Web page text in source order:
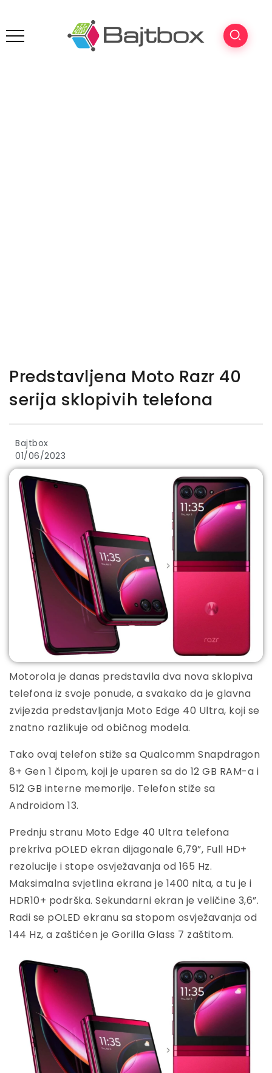
Predstavljena Moto Razr 40
serija sklopivih telefona
Bajtbox
01/06/2023
Motorola je danas predstavila dva nova sklopiva
telefona iz svoje ponude, a svakako da je glavna
zvijezda predstavljanja Moto Edge 40 Ultra, koji se
znatno razlikuje od običnog modela.
Tako ovaj telefon stiže sa Qualcomm Snapdragon
8+ Gen 1 čipom, koji je uparen sa do 12 GB RAM-a i
512 GB interne memorije. Telefon stiže sa
Androidom 13.
Prednju stranu Moto Edge 40 Ultra telefona
prekriva pOLED ekran dijagonale 6,79”, Full HD+
rezolucije i stope osvježavanja od 165 Hz.
Maksimalna svjetlina ekrana je 1400 nita, a tu je i
HDR10+ podrška. Sekundarni ekran je veličine 3,6”.
Radi se pOLED ekranu sa stopom osvježavanja od
144 Hz, a zaštićen je Gorilla Glass 7 zaštitom.